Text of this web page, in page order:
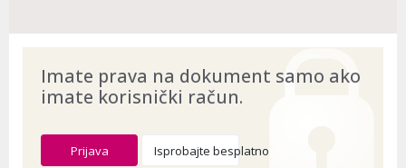
Imate prava na dokument samo ako
imate korisnički račun.
Prijava Isprobajte besplatno